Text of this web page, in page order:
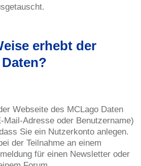
erhebt der
Webseite des MCLago Daten
Mail-Adresse oder Benutzername)
Sie ein Nutzerkonto anlegen.
der Teilnahme an einem
für einen Newsletter oder